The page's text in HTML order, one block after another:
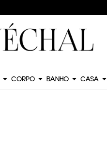
CORPO BANHO CASA